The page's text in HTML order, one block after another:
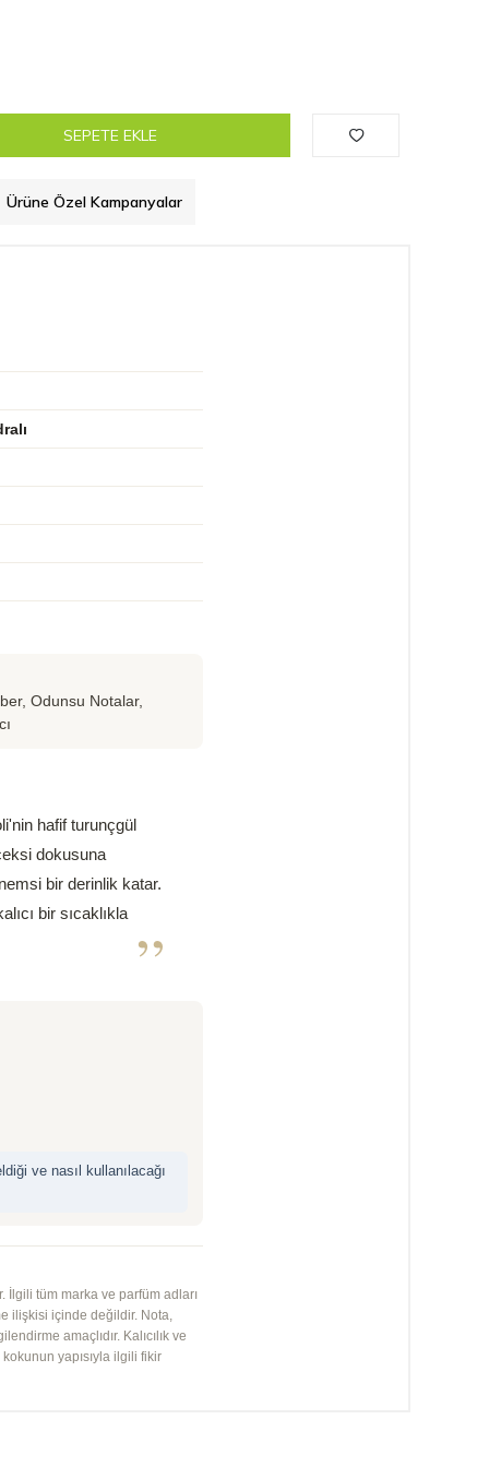
SEPETE EKLE
Ürüne Özel Kampanyalar
Odunsu Notalar,
hafif turunçgül
dokusuna
bir derinlik katar.
bir sıcaklıkla
”
ve nasıl kullanılacağı
tüm marka ve parfüm adları
ilişkisi içinde değildir. Nota,
amaçlıdır. Kalıcılık ve
yapısıyla ilgili fikir